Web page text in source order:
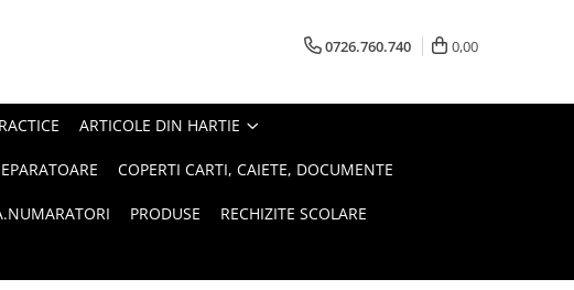
0726.760.740 0,00
ARTICOLE DIN HARTIE
COPERTI CARTI, CAIETE, DOCUMENTE
PRODUSE RECHIZITE SCOLARE